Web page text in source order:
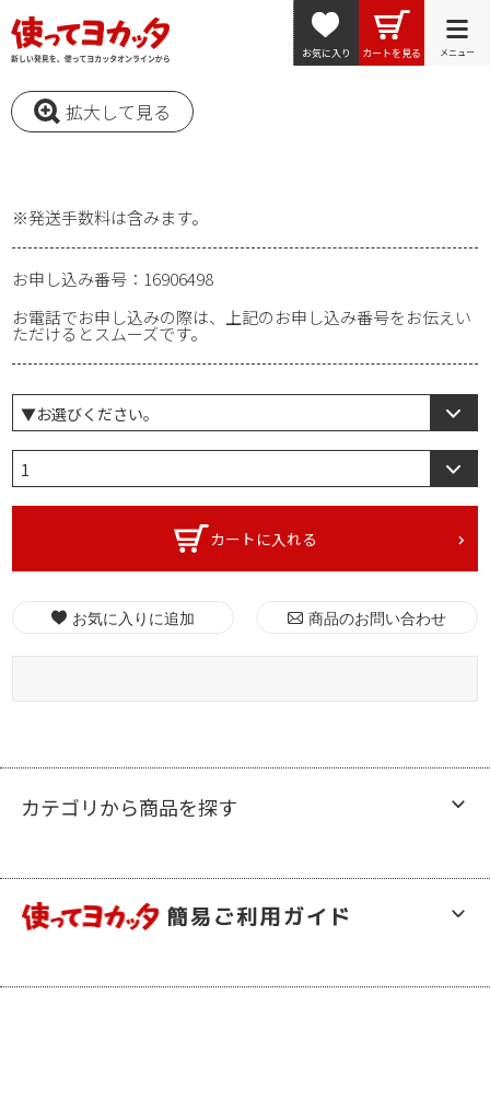
お気に入り カートを見る メニュー
拡大して見る
※発送手数料は含みます。
お申し込み番号：16906498
お電話でお申し込みの際は、上記のお申し込み番号をお伝えい
ただけるとスムーズです。
カートに入れる
お気に入りに追加 商品のお問い合わせ
カテゴリから商品を探す